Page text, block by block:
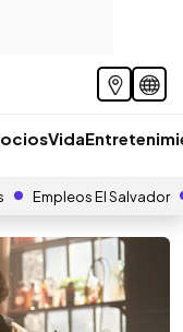
Vida
Empleos El Salvador